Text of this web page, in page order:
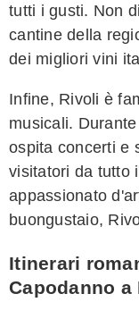
tutti i gusti. Non
cantine della
dei migliori vini
Infine, Rivoli è
musicali.
ospita concerti e
visitatori da tutto
appassionato
buongustaio,
Itinerari
Capodanno a